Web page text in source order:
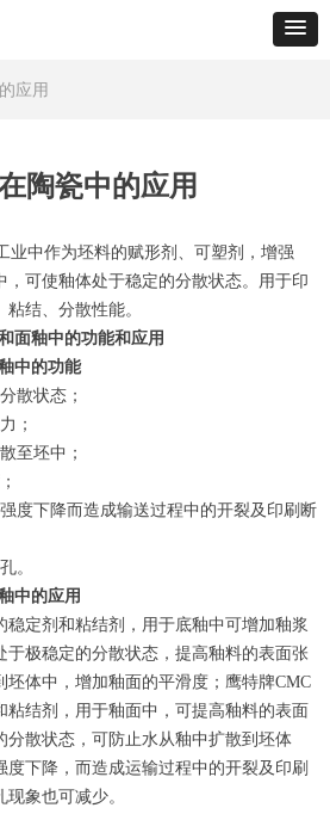
应用
陶瓷中的应用
业中作为坯料的赋形剂、可塑剂，增强
，可使釉体处于稳定的分散状态。用于印
结、分散性能。
面釉中的功能和应用
中的功能
散状态；
；
至坯中；
下降而造成输送过程中的开裂及印刷断
。
中的应用
定剂和粘结剂，用于底釉中可增加釉浆
于极稳定的分散状态，提高釉料的表面张
坯体中，增加釉面的平滑度；鹰特牌CMC
粘结剂，用于釉面中，可提高釉料的表面
分散状态，可防止水从釉中扩散到坯体
下降，而造成运输过程中的开裂及印刷
象也可减少。